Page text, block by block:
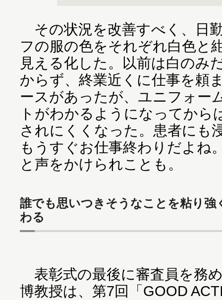
その状況を改善すべく、日
フの服の色をそれぞれ白色と
見える化した。以前は白のみ
からず、終業近くに仕事を頼
ースがあったが、ユニフォー
トがわかるようになってから
されにくくなった。患者にも
もうすぐお仕事終わりだよね
と声をかけられことも。
誰でも思いつきそうなことを粘り強
わる
表彰式の最後に審査員を務
博教授は、第7回「GOOD